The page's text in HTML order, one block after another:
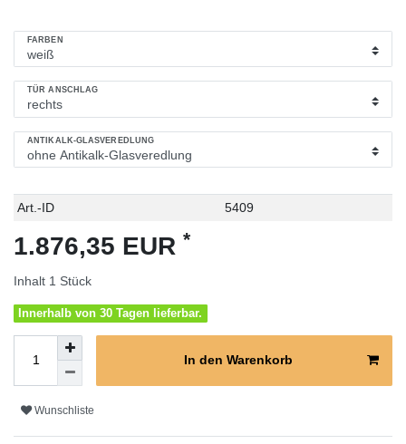
FARBEN
TÜR ANSCHLAG
ANTIKALK-GLASVEREDLUNG
Technisches
Wert
Art.-ID 5409
1.876,35 EUR *
Inhalt 1 Stück
Innerhalb von 30 Tagen lieferbar.
In den Warenkorb
Wunschliste